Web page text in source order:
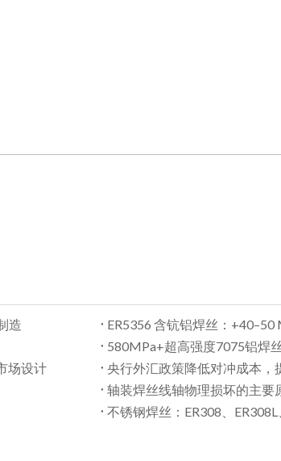
造
ER5356 含钪铝焊丝：+40–50
580MPa+超高强度7075铝焊
场设计
央行外汇政策降低对冲成本，
轴装焊丝线轴物理损坏的主要
不锈钢焊丝：ER308、